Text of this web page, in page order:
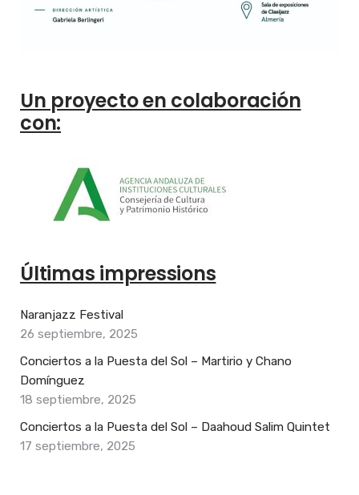
Un proyecto en colaboración
con:
Últimas impressions
Naranjazz Festival
26 septiembre, 2025
Conciertos a la Puesta del Sol – Martirio y Chano
Domínguez
18 septiembre, 2025
Conciertos a la Puesta del Sol – Daahoud Salim Quintet
17 septiembre, 2025